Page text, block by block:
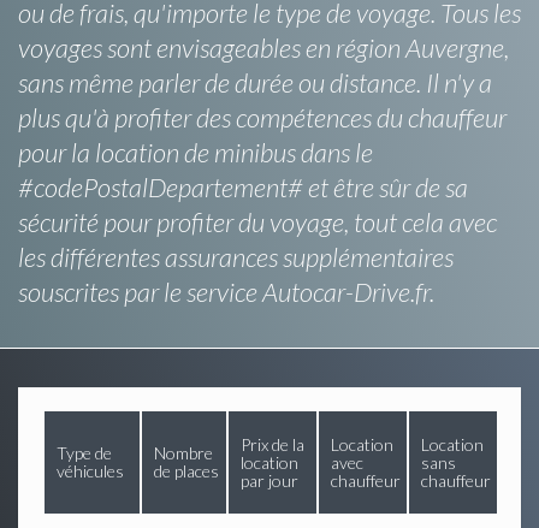
ou de frais, qu'importe le type de voyage. Tous les
voyages sont envisageables en région Auvergne,
sans même parler de durée ou distance. Il n'y a
plus qu'à profiter des compétences du chauffeur
pour la location de minibus dans le
#codePostalDepartement# et être sûr de sa
sécurité pour profiter du voyage, tout cela avec
les différentes assurances supplémentaires
souscrites par le service Autocar-Drive.fr.
Type de
véhicules
Nombre
de places
Prix de la
location
par jour
Location
avec
chauffeur
Location
sans
chauffeur